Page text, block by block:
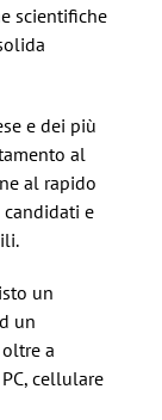
scientifiche
e dei più
al
al rapido
e
un
un
a
cellulare